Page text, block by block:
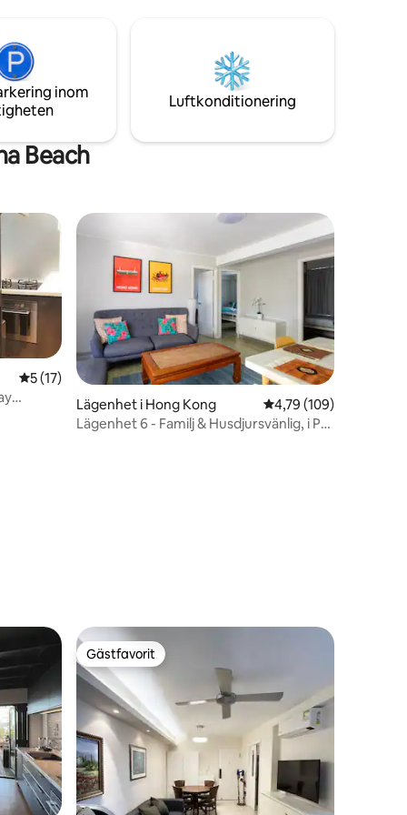
En
Kong.
promenad till stranden, omgiven av
många skaldjursrestauranger och många
unika butiker. Vi lovar att du kan njuta av
en underbar tid i雜院. En gång bokad för
inom
Luftkonditionering
Beach
5 av 5 i genomsnittligt betyg, 17 omdömen
5 (17)
Lägenhet i Hong Kong 4,79 av 5 i
4,79 (109)
Lägenhet 6 - Familj & Husdjursvänlig, i Pui
Gästfavorit
Gästfavorit